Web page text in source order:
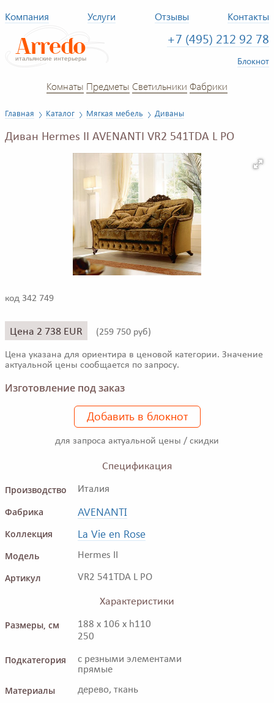
Компания Услуги Отзывы Контакты
+7 (495) 212 92 78
Блокнот
Комнаты Предметы Светильники Фабрики
Главная Каталог Мягкая мебель Диваны
Диван Hermes II AVENANTI VR2 541TDA L PO
код 342 749
Цена 2 738 EUR (259 750 руб)
Цена указана для ориентира в ценовой категории. Значение
актуальной цены сообщается по запросу.
Изготовление под заказ
Добавить в блокнот
для запроса актуальной цены / скидки
Спецификация
Производство
Италия
Фабрика AVENANTI
Коллекция La Vie en Rose
Модель Hermes II
Артикул VR2 541TDA L PO
Характеристики
Размеры, см
188 x 106 x h110
250
Подкатегория
с резными элементами
прямые
Материалы дерево, ткань